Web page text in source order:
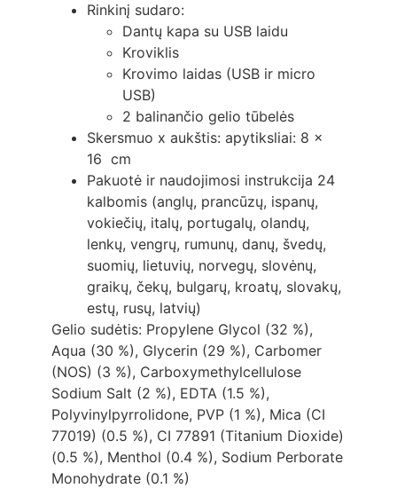
Rinkinį sudaro:
Dantų kapa su USB laidu
Kroviklis
Krovimo laidas (USB ir micro
USB)
2 balinančio gelio tūbelės
Skersmuo x aukštis: apytiksliai: 8 x
16 cm
Pakuotė ir naudojimosi instrukcija 24
kalbomis (anglų, prancūzų, ispanų,
vokiečių, italų, portugalų, olandų,
lenkų, vengrų, rumunų, danų, švedų,
suomių, lietuvių, norvegų, slovėnų,
graikų, čekų, bulgarų, kroatų, slovakų,
estų, rusų, latvių)
Gelio sudėtis: Propylene Glycol (32 %),
Aqua (30 %), Glycerin (29 %), Carbomer
(NOS) (3 %), Carboxymethylcellulose
Sodium Salt (2 %), EDTA (1.5 %),
Polyvinylpyrrolidone, PVP (1 %), Mica (CI
77019) (0.5 %), CI 77891 (Titanium Dioxide)
(0.5 %), Menthol (0.4 %), Sodium Perborate
Monohydrate (0.1 %)